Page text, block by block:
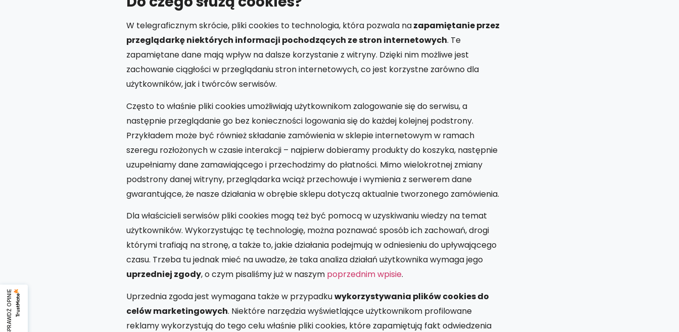
SPRAWDŹ OPINIE
W telegraficznym skrócie, pliki cookies to technologia, która pozwala nazapamiętanie przez
przeglądarkę niektórych informacji pochodzących ze stron internetowych. Te
zapamiętane dane mają wpływ na dalsze korzystanie z witryny. Dzięki nim możliwe jest
zachowanie ciągłości w przeglądaniu stron internetowych, co jest korzystne zarówno dla
użytkowników, jak i twórców serwisów.
Często to właśnie pliki cookies umożliwiają użytkownikom zalogowanie się do serwisu, a
następnie przeglądanie go bez konieczności logowania się do każdej kolejnej podstrony.
Przykładem może być również składanie zamówienia w sklepie internetowym w ramach
szeregu rozłożonych w czasie interakcji – najpierw dobieramy produkty do koszyka, następnie
uzupełniamy dane zamawiającego i przechodzimy do płatności. Mimo wielokrotnej zmiany
podstrony danej witryny, przeglądarka wciąż przechowuje i wymienia z serwerem dane
gwarantujące, że nasze działania w obrębie sklepu dotyczą aktualnie tworzonego zamówienia.
Dla właścicieli serwisów pliki cookies mogą też być pomocą w uzyskiwaniu wiedzy na temat
użytkowników. Wykorzystując tę technologię, można poznawać sposób ich zachowań, drogi
którymi trafiają na stronę, a także to, jakie działania podejmują w odniesieniu do upływającego
czasu. Trzeba tu jednak mieć na uwadze, że taka analiza działań użytkownika wymaga jego
uprzedniej zgody, o czym pisaliśmy już w naszym poprzednim wpisie.
Uprzednia zgoda jest wymagana także w przypadkuwykorzystywania plików cookies do
celów marketingowych. Niektóre narzędzia wyświetlające użytkownikom profilowane
reklamy wykorzystują do tego celu właśnie pliki cookies, które zapamiętują fakt odwiedzenia